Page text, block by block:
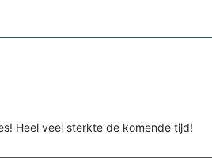
Heel veel sterkte de komende tijd!